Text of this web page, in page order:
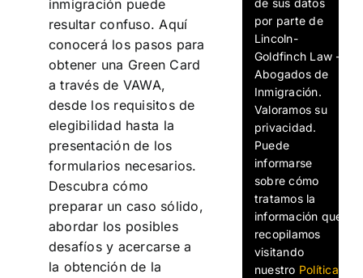
inmigración puede
resultar confuso. Aquí
conocerá los pasos para
obtener una Green Card
a través de VAWA,
desde los requisitos de
elegibilidad hasta la
presentación de los
formularios necesarios.
Descubra cómo
preparar un caso sólido,
abordar los posibles
desafíos y acercarse a
la obtención de la
por parte de
Lincoln-
Goldfinch Law -
Abogados de
Inmigración.
Valoramos su
privacidad.
Puede
informarse
sobre cómo
tratamos la
información que
recopilamos
visitando
nuestro Política